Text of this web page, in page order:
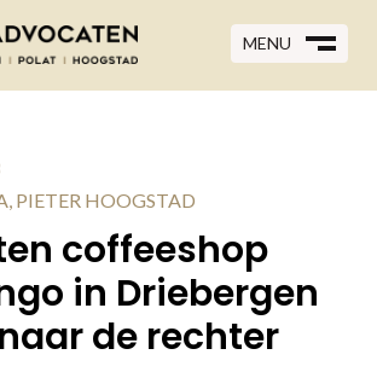
MENU
MENU
CLOSE
M
, PIETER HOOGSTAD
coffeeshop
in Driebergen
de rechter